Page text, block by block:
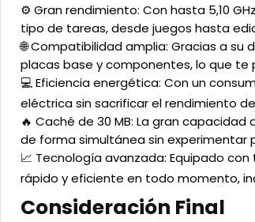
⚙️ Gran rendimiento: Con hasta 5,10
tipo de tareas, desde juegos hasta
🌐 Compatibilidad amplia: Gracias a su
placas base y componentes, lo que te
💻 Eficiencia energética: Con un
eléctrica sin sacrificar el rendimiento
🔥 Caché de 30 MB: La gran
de forma simultánea sin experimentar
📈 Tecnología avanzada: Equipado
rápido y eficiente en todo momento,
Consideración Final